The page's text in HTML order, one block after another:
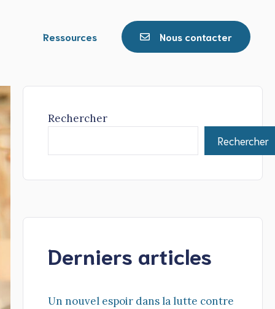
Ressources Nous contacter
Rechercher
Rechercher
Derniers articles
Un nouvel espoir dans la lutte contre